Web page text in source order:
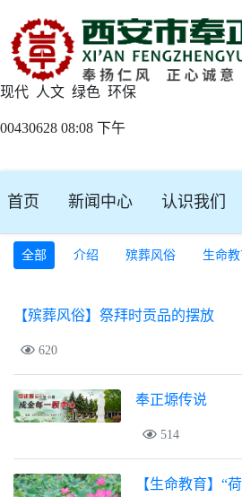
现代 人文 绿色 环保
00430628 08:08 下午
首页 新闻中心 认识我们
全部 介绍 殡葬风俗 生命
【殡葬风俗】祭拜时贡品的摆放
620
奉正塬传说
514
【生命教育】“